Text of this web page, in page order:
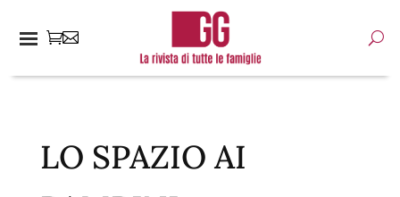
LO SPAZIO AI